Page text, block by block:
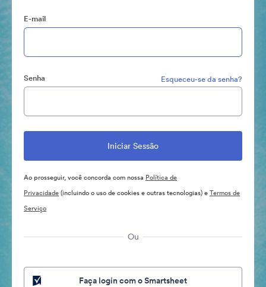
E-mail
Senha Esqueceu-se da senha?
Ao prosseguir, você concorda com nossa Política de
Privacidade(incluindo o uso de cookies e outras tecnologias) eTermos de
Serviço
Ou
Faça login com o Smartsheet